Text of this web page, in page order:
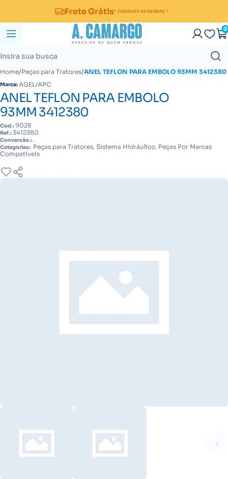
Frete Grátis* CONSULTE AS REGRAS
0
Home/Peças para Tratores/ANEL TEFLON PARA EMBOLO 93MM 3412380
Marca:AGEL/APC
ANEL TEFLON PARA EMBOLO
93MM 3412380
Cod.:9028
Ref.:3412380
Conversão.: .
Categorias: Peças para Tratores, Sistema Hidráulico, Peças Por Marcas
Compatíveis